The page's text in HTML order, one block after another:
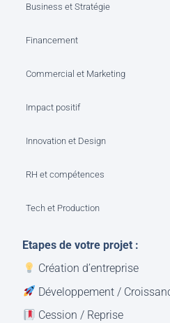
Business et Stratégie
Financement
Commercial et Marketing
Impact positif
Innovation et Design
RH et compétences
Tech et Production
Etapes de votre projet :
Création d’entreprise
Développement /
Cession / Reprise